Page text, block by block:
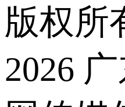
版权所
2026